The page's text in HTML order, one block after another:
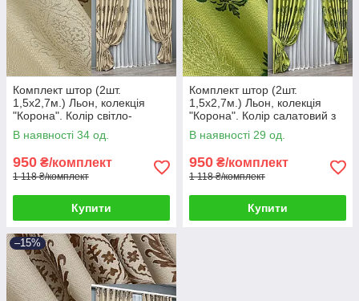
Комплект штор (2шт.
1,5х2,7м.) Льон, колекція
"Корона". Колір світло-
бежевий з коричневим. Код
2057ш 33-1081
В наявності 34 од.
950 ₴/комплект
1 118 ₴/комплект
Купити
Комплект штор (2шт.
1,5х2,7м.) Льон, колекція
"Корона". Колір салатовий з
зеленим. Код 2058ш 33-1253
В наявності 29 од.
950 ₴/комплект
1 118 ₴/комплект
Купити
–15%